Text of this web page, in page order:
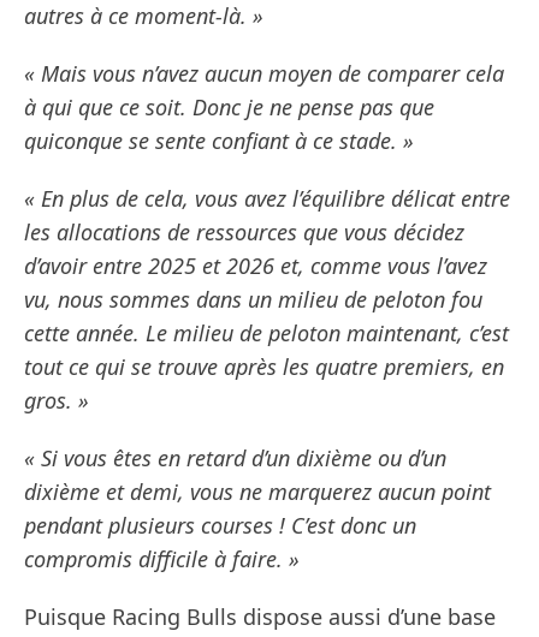
autres à ce moment-là. »
« Mais vous n’avez aucun moyen de comparer cela
à qui que ce soit. Donc je ne pense pas que
quiconque se sente confiant à ce stade. »
« En plus de cela, vous avez l’équilibre délicat entre
les allocations de ressources que vous décidez
d’avoir entre 2025 et 2026 et, comme vous l’avez
vu, nous sommes dans un milieu de peloton fou
cette année. Le milieu de peloton maintenant, c’est
tout ce qui se trouve après les quatre premiers, en
gros. »
« Si vous êtes en retard d’un dixième ou d’un
dixième et demi, vous ne marquerez aucun point
pendant plusieurs courses ! C’est donc un
compromis difficile à faire. »
Puisque Racing Bulls dispose aussi d’une base